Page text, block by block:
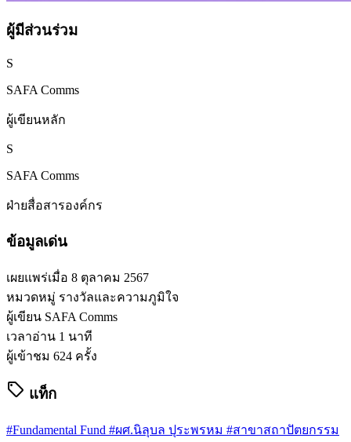
ผู้มีส่วนร่วม
S
SAFA Comms
ผู้เขียนหลัก
S
SAFA Comms
ฝ่ายสื่อสารองค์กร
ข้อมูลเด่น
เผยแพร่เมื่อ 8 ตุลาคม 2567
หมวดหมู่ รางวัลและความภูมิใจ
ผู้เขียน SAFA Comms
เวลาอ่าน 1 นาที
ผู้เข้าชม 624 ครั้ง
sell แท็ก
#Fundamental Fund #ผศ.นิลุบล ปุระพรหม #สาขาสถาปัตยกรรม